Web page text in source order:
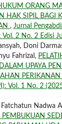
ORANG
HAK SIPIL BAGI
, Jurnal
Vol. 2 No. 2 Edisi
Doni
Fahrizal,
UPAYA
PERIKANAN
Vol. 1 No. 2
Nadwa
PEMBUKUAN